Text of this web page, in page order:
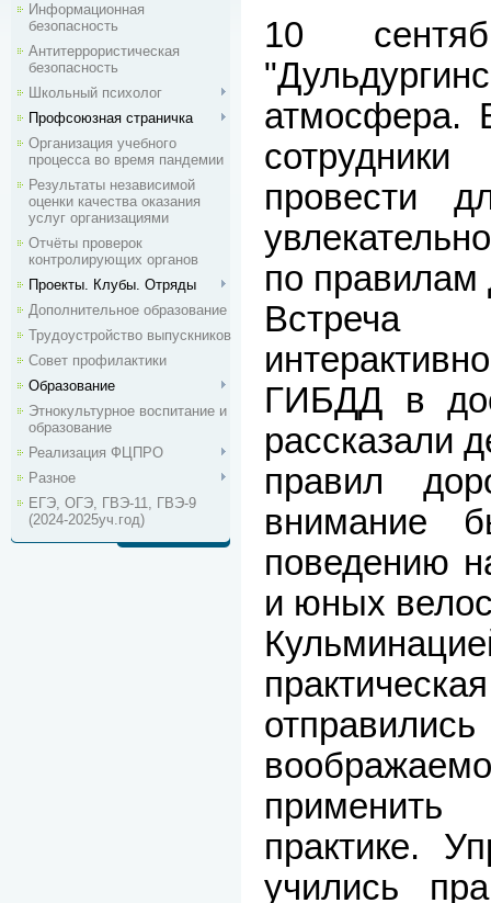
Информационная
безопасность
Антитеррористическая
безопасность
Школьный психолог
Профсоюзная страничка
Организация учебного
процесса во время пандемии
Результаты независимой
оценки качества оказания
услуг организациями
Отчёты проверок
контролирующих органов
Проекты. Клубы. Отряды
Дополнительное образование
Трудоустройство выпускников
Совет профилактики
Образование
Этнокультурное воспитание и
образование
Реализация ФЦПРО
Разное
ЕГЭ, ОГЭ, ГВЭ-11, ГВЭ-9
(2024-2025уч.год)
10
атмосфера.
провести
по правилам
ГИБДД в
рассказали
правил
внимание
поведению
и юных
практике.
учились